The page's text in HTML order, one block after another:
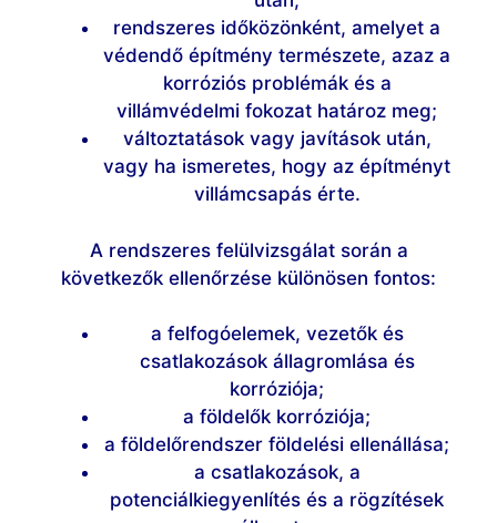
rendszeres időközönként, amelyet a
védendő építmény természete, azaz a
korróziós problémák és a
villámvédelmi fokozat határoz meg;
változtatások vagy javítások után,
vagy ha ismeretes, hogy az építményt
villámcsapás érte.
A rendszeres felülvizsgálat során a
következők ellenőrzése különösen fontos:
a felfogóelemek, vezetők és
csatlakozások állagromlása és
korróziója;
a földelők korróziója;
a földelőrendszer földelési ellenállása;
a csatlakozások, a
potenciálkiegyenlítés és a rögzítések